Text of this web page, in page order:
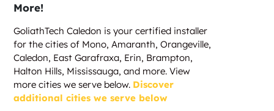
More!
GoliathTech Caledon is your certified installer
for the cities of Mono, Amaranth, Orangeville,
Caledon, East Garafraxa, Erin, Brampton,
Halton Hills, Mississauga, and more. View
more cities we serve below. Discover
additional cities we serve below